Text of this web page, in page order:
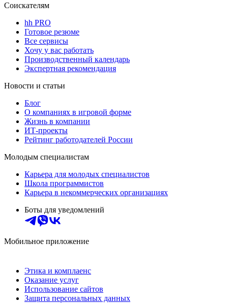
Соискателям
hh PRO
Готовое резюме
Все сервисы
Хочу у вас работать
Производственный календарь
Экспертная рекомендация
Новости и статьи
Блог
О компаниях в игровой форме
Жизнь в компании
ИТ-проекты
Рейтинг работодателей России
Молодым специалистам
Карьера для молодых специалистов
Школа программистов
Карьера в некоммерческих организациях
Боты для уведомлений
Мобильное приложение
Этика и комплаенс
Оказание услуг
Использование сайтов
Защита персональных данных